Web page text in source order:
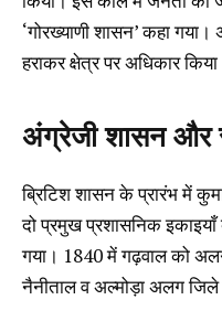
‘गोरख्याणी शासन’ कहा
हराकर क्षेत्र पर अधिकार
अंग्रेजी शासन और
ब्रिटिश शासन के प्रारंभ में
दो प्रमुख प्रशासनिक
गया। 1840 में गढ़वाल को
नैनीताल व अल्मोड़ा अलग